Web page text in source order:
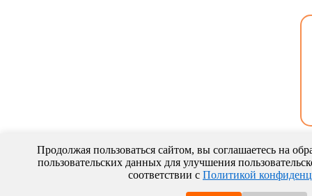
Продолжая пользоваться сайтом, вы соглашаетесь на
пользовательских данных для улучшения
соответствии с Политикой